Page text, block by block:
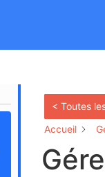
< Toutes
Accueil